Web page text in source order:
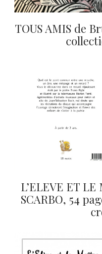
TOUS AMIS de
L’ELEVE ET
SCARBO, 54